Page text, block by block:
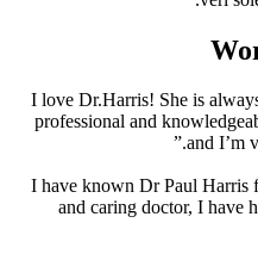
"I love Dr.Harris! She is
professional and
and I’m
“I have known Dr Paul
and caring doctor, I have